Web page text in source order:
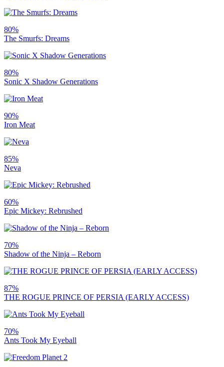
80%
The Smurfs: Dreams
80%
Sonic X Shadow Generations
90%
Iron Meat
85%
Neva
60%
Epic Mickey: Rebrushed
70%
Shadow of the Ninja – Reborn
87%
THE ROGUE PRINCE OF PERSIA (EARLY ACCESS)
70%
Ants Took My Eyeball